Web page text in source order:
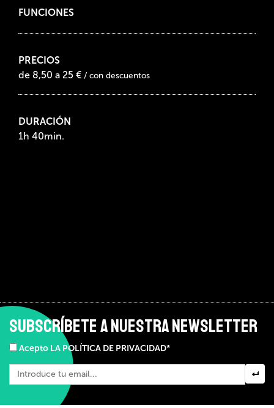
FUNCIONES
PRECIOS
de 8,50 a 25 € / con descuentos
DURACIÓN
1h 40min.
SUBSCRÍBETE A NUESTRA NEWSLETTER
Acepto LA POLÍTICA DE PRIVACIDAD*